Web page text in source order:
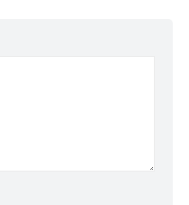
Určite to nie je